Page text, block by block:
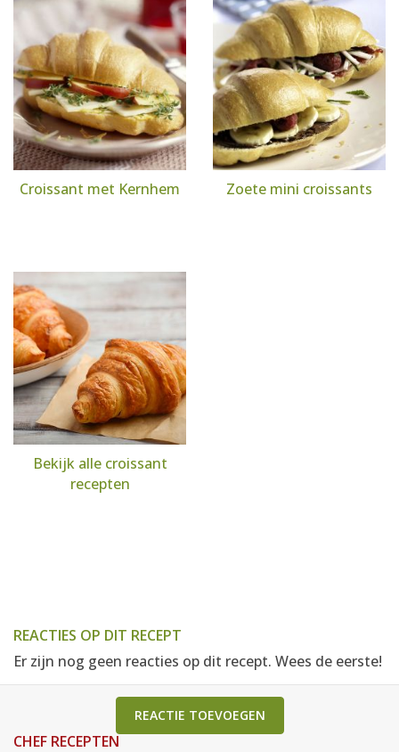
Croissant met Kernhem Zoete mini croissants
Bekijk alle croissant
recepten
REACTIES OP DIT RECEPT
Er zijn nog geen reacties op dit recept. Wees de eerste!
REACTIE TOEVOEGEN
CHEF RECEPTEN